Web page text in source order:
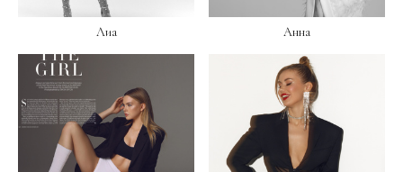
Лиа Анна